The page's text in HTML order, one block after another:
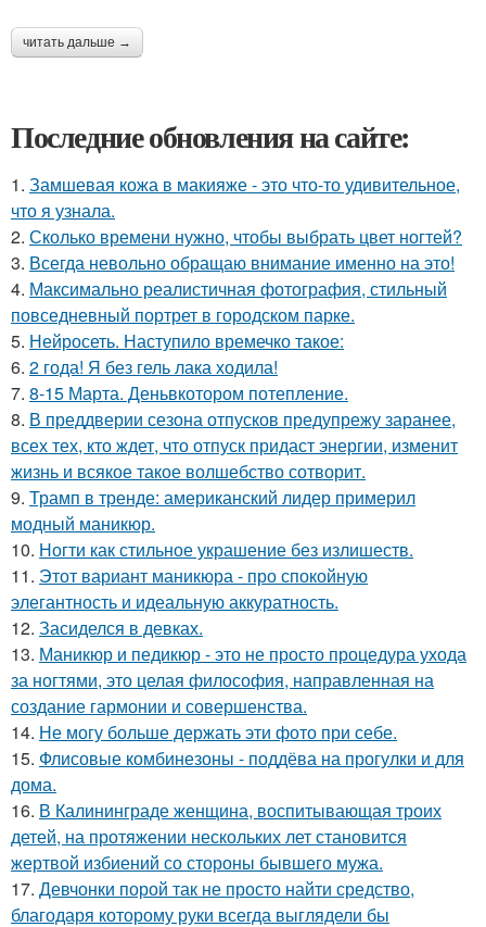
читать дальше →
Последние обновления на сайте:
1. Замшевая кожа в макияже - это что-то удивительное,
что я узнала.
2. Сколько времени нужно, чтобы выбрать цвет ногтей?
3. Всегда невольно обращаю внимание именно на это!
4. Максимально реалистичная фотография, стильный
повседневный портрет в городском парке.
5. Нейросеть. Наступило времечко такое:
6. 2 года! Я без гель лака ходила!
7. 8-15 Марта. Деньвкотором потепление.
8. В преддверии сезона отпусков предупрежу заранее,
всех тех, кто ждет, что отпуск придаст энергии, изменит
жизнь и всякое такое волшебство сотворит.
9. Трамп в тренде: американский лидер примерил
модный маникюр.
10. Ногти как стильное украшение без излишеств.
11. Этот вариант маникюра - про спокойную
элегантность и идеальную аккуратность.
12. Засиделся в девках.
13. Маникюр и педикюр - это не просто процедура ухода
за ногтями, это целая философия, направленная на
создание гармонии и совершенства.
14. Не могу больше держать эти фото при себе.
15. Флисовые комбинезоны - поддёва на прогулки и для
дома.
16. В Калининграде женщина, воспитывающая троих
детей, на протяжении нескольких лет становится
жертвой избиений со стороны бывшего мужа.
17. Девчонки порой так не просто найти средство,
благодаря которому руки всегда выглядели бы